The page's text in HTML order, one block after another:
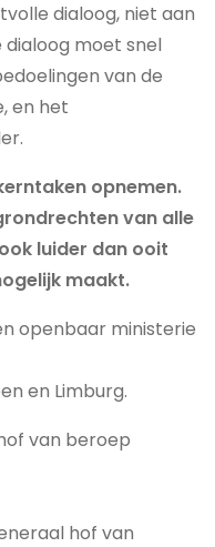
dialoog, niet aan
moet snel
van de
en het
opnemen.
van alle
luider dan ooit
maakt.
openbaar ministerie
en Limburg.
van beroep
hof van